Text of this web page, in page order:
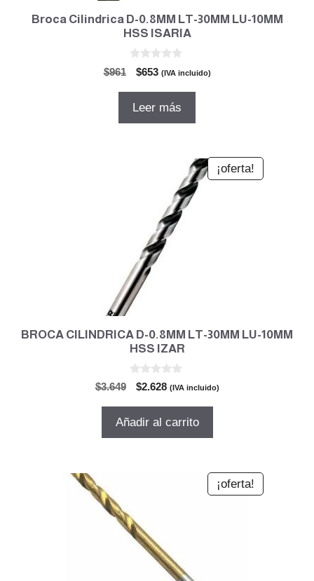
Broca Cilindrica D-0.8MM LT-30MM LU-10MM
HSS ISARIA
$961
El
original
$653El
actual
(IVA incluido)
Leer más
¡oferta!
BROCA CILINDRICA D-0.8MM LT-30MM LU-10MM
HSS IZAR
$3.649
El
original
$2.628El
actual
(IVA incluido)
Añadir al carrito
¡oferta!